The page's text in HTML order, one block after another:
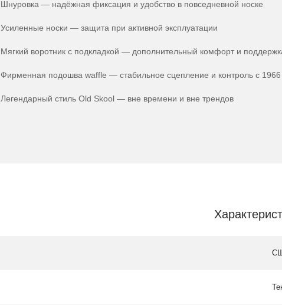
Шнуровка — надёжная фиксация и удобство в повседневной носке
Усиленные носки — защита при активной эксплуатации
Мягкий воротник с подкладкой — дополнительный комфорт и
Фирменная подошва waffle — стабильное сцепление и контроль с 1966
Легендарный стиль Old Skool — вне времени и вне трендов